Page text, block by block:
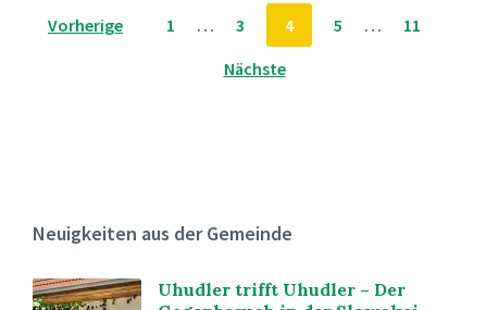
Beitragsnavigation
Vorherige 1 … 3 4 5 …
11
Nächste
Neuigkeiten aus der Gemeinde
Uhudler trifft Uhudler – Der